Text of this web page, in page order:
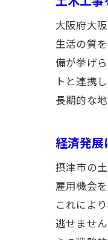
大阪府大
生活の質
備が挙げ
トと連携
長期的な
経済発展
摂津市の
雇用機会
これによ
逃せませ